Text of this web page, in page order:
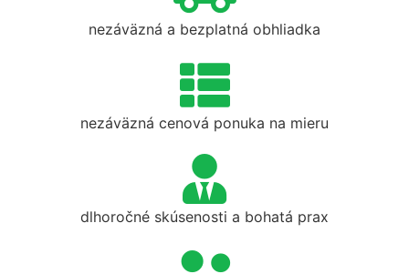
nezáväzná a bezplatná obhliadka
nezáväzná cenová ponuka na mieru
dlhoročné skúsenosti a bohatá prax